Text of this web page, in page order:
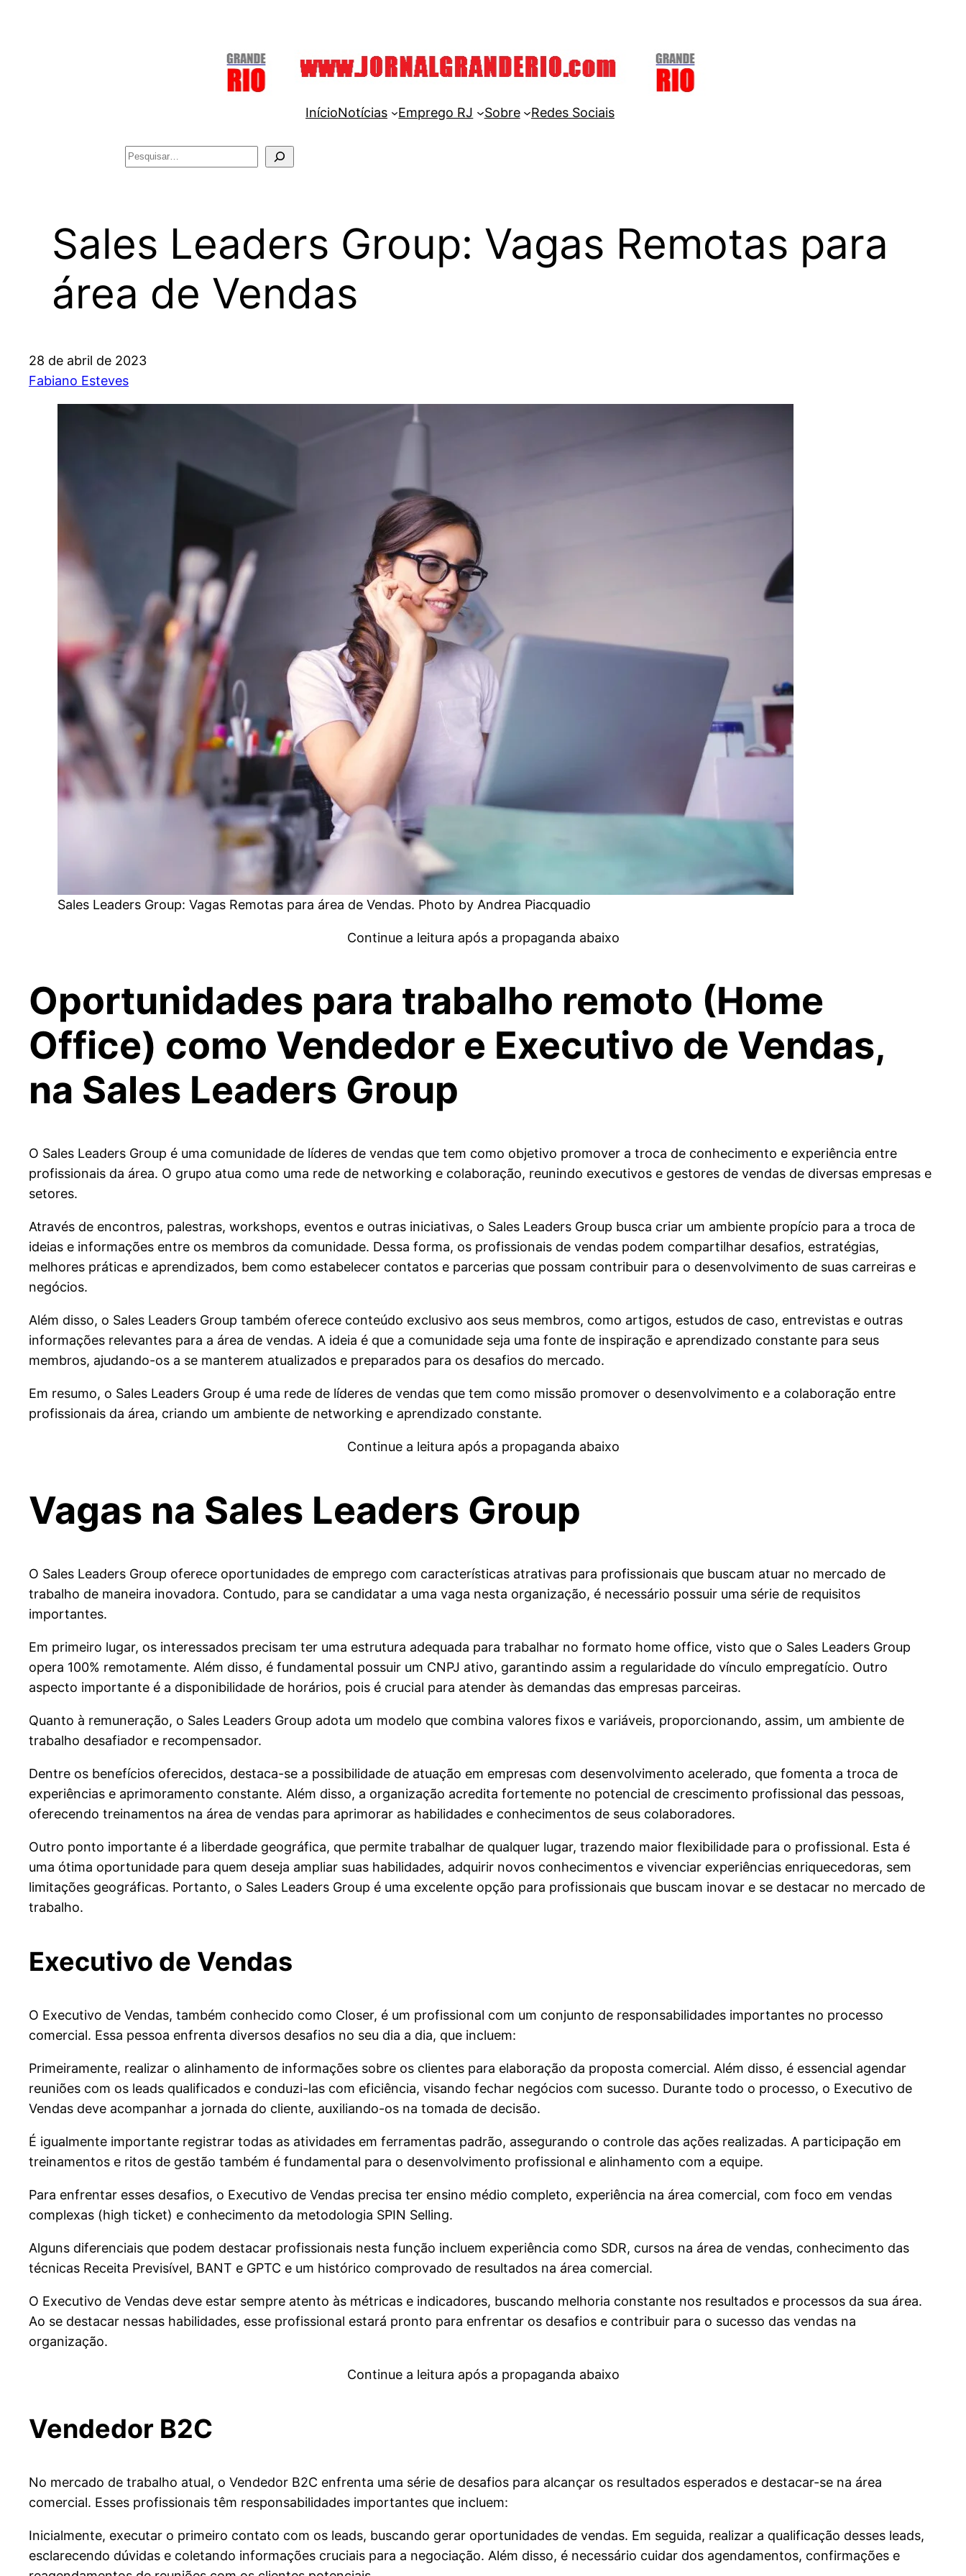
InícioNotícias Emprego RJ Sobre Redes Sociais
Sales Leaders Group: Vagas Remotas para
área de Vendas
28 de abril de 2023
Fabiano Esteves
Sales Leaders Group: Vagas Remotas para área de Vendas. Photo by Andrea Piacquadio
Continue a leitura após a propaganda abaixo
Oportunidades para trabalho remoto (Home
Office) como Vendedor e Executivo de Vendas,
na Sales Leaders Group
O Sales Leaders Group é uma comunidade de líderes de vendas que tem como objetivo promover a troca de conhecimento e experiência entre
profissionais da área. O grupo atua como uma rede de networking e colaboração, reunindo executivos e gestores de vendas de diversas empresas e
setores.
Através de encontros, palestras, workshops, eventos e outras iniciativas, o Sales Leaders Group busca criar um ambiente propício para a troca de
ideias e informações entre os membros da comunidade. Dessa forma, os profissionais de vendas podem compartilhar desafios, estratégias,
melhores práticas e aprendizados, bem como estabelecer contatos e parcerias que possam contribuir para o desenvolvimento de suas carreiras e
negócios.
Além disso, o Sales Leaders Group também oferece conteúdo exclusivo aos seus membros, como artigos, estudos de caso, entrevistas e outras
informações relevantes para a área de vendas. A ideia é que a comunidade seja uma fonte de inspiração e aprendizado constante para seus
membros, ajudando-os a se manterem atualizados e preparados para os desafios do mercado.
Em resumo, o Sales Leaders Group é uma rede de líderes de vendas que tem como missão promover o desenvolvimento e a colaboração entre
profissionais da área, criando um ambiente de networking e aprendizado constante.
Continue a leitura após a propaganda abaixo
Vagas na Sales Leaders Group
O Sales Leaders Group oferece oportunidades de emprego com características atrativas para profissionais que buscam atuar no mercado de
trabalho de maneira inovadora. Contudo, para se candidatar a uma vaga nesta organização, é necessário possuir uma série de requisitos
importantes.
Em primeiro lugar, os interessados precisam ter uma estrutura adequada para trabalhar no formato home office, visto que o Sales Leaders Group
opera 100% remotamente. Além disso, é fundamental possuir um CNPJ ativo, garantindo assim a regularidade do vínculo empregatício. Outro
aspecto importante é a disponibilidade de horários, pois é crucial para atender às demandas das empresas parceiras.
Quanto à remuneração, o Sales Leaders Group adota um modelo que combina valores fixos e variáveis, proporcionando, assim, um ambiente de
trabalho desafiador e recompensador.
Dentre os benefícios oferecidos, destaca-se a possibilidade de atuação em empresas com desenvolvimento acelerado, que fomenta a troca de
experiências e aprimoramento constante. Além disso, a organização acredita fortemente no potencial de crescimento profissional das pessoas,
oferecendo treinamentos na área de vendas para aprimorar as habilidades e conhecimentos de seus colaboradores.
Outro ponto importante é a liberdade geográfica, que permite trabalhar de qualquer lugar, trazendo maior flexibilidade para o profissional. Esta é
uma ótima oportunidade para quem deseja ampliar suas habilidades, adquirir novos conhecimentos e vivenciar experiências enriquecedoras, sem
limitações geográficas. Portanto, o Sales Leaders Group é uma excelente opção para profissionais que buscam inovar e se destacar no mercado de
trabalho.
Executivo de Vendas
O Executivo de Vendas, também conhecido como Closer, é um profissional com um conjunto de responsabilidades importantes no processo
comercial. Essa pessoa enfrenta diversos desafios no seu dia a dia, que incluem:
Primeiramente, realizar o alinhamento de informações sobre os clientes para elaboração da proposta comercial. Além disso, é essencial agendar
reuniões com os leads qualificados e conduzi-las com eficiência, visando fechar negócios com sucesso. Durante todo o processo, o Executivo de
Vendas deve acompanhar a jornada do cliente, auxiliando-os na tomada de decisão.
É igualmente importante registrar todas as atividades em ferramentas padrão, assegurando o controle das ações realizadas. A participação em
treinamentos e ritos de gestão também é fundamental para o desenvolvimento profissional e alinhamento com a equipe.
Para enfrentar esses desafios, o Executivo de Vendas precisa ter ensino médio completo, experiência na área comercial, com foco em vendas
complexas (high ticket) e conhecimento da metodologia SPIN Selling.
Alguns diferenciais que podem destacar profissionais nesta função incluem experiência como SDR, cursos na área de vendas, conhecimento das
técnicas Receita Previsível, BANT e GPTC e um histórico comprovado de resultados na área comercial.
O Executivo de Vendas deve estar sempre atento às métricas e indicadores, buscando melhoria constante nos resultados e processos da sua área.
Ao se destacar nessas habilidades, esse profissional estará pronto para enfrentar os desafios e contribuir para o sucesso das vendas na
organização.
Continue a leitura após a propaganda abaixo
Vendedor B2C
No mercado de trabalho atual, o Vendedor B2C enfrenta uma série de desafios para alcançar os resultados esperados e destacar-se na área
comercial. Esses profissionais têm responsabilidades importantes que incluem:
Inicialmente, executar o primeiro contato com os leads, buscando gerar oportunidades de vendas. Em seguida, realizar a qualificação desses leads,
esclarecendo dúvidas e coletando informações cruciais para a negociação. Além disso, é necessário cuidar dos agendamentos, confirmações e